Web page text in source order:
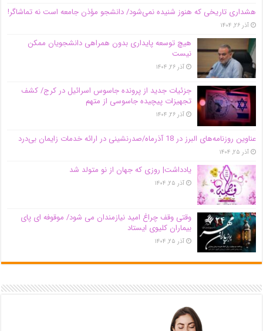
هشداری تاریخی که هنوز شنیده نمی‌شود/ دانشجو مؤذن جامعه است نه تماشاگر!
آذر ۲۶, ۱۴۰۴
هیچ توسعه پایداری بدون همراهی دانشجویان ممکن
نیست
آذر ۲۶, ۱۴۰۴
جزئیات جدید از پرونده جاسوس اسرائیل در کرج/‌ کشف
تجهیزات پیچیده جاسوسی از متهم
آذر ۲۶, ۱۴۰۴
عناوین روزنامه‌های البرز در ‌18 آذرماه/صدرنشینی در ارائه خدمات زایمان بی‌درد
آذر ۲۵, ۱۴۰۴
یادداشت| روزی که جهان از نو متولد شد
آذر ۲۵, ۱۴۰۴
وقتی وقف چراغ امید نیازمندان می شود/ موقوفه ای پای
بیماران کلیوی ایستاد
آذر ۲۵, ۱۴۰۴